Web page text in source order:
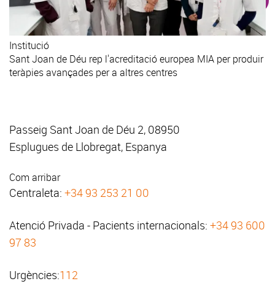
Institució
Sant Joan de Déu rep l'acreditació europea MIA per produir
teràpies avançades per a altres centres
Passeig Sant Joan de Déu 2, 08950
Esplugues de Llobregat, Espanya
Com arribar
Centraleta: +34 93 253 21 00
Atenció Privada - Pacients internacionals: +34 93 600
97 83
Urgències:112